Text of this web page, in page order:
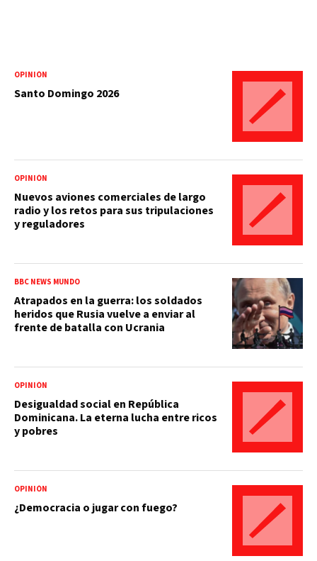
OPINIÓN
Santo Domingo 2026
OPINIÓN
Nuevos aviones comerciales de largo
radio y los retos para sus tripulaciones
y reguladores
BBC NEWS MUNDO
Atrapados en la guerra: los soldados
heridos que Rusia vuelve a enviar al
frente de batalla con Ucrania
OPINIÓN
Desigualdad social en República
Dominicana. La eterna lucha entre ricos
y pobres
OPINIÓN
¿Democracia o jugar con fuego?